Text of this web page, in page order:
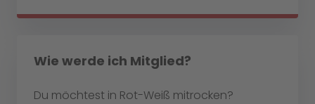
Wie werde ich Mitglied?
Du möchtest in Rot-Weiß mitrocken?